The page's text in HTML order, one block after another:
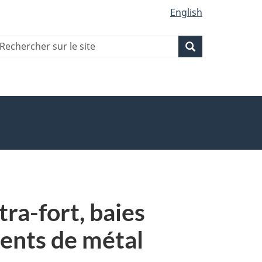
English
fort, baies
de métal